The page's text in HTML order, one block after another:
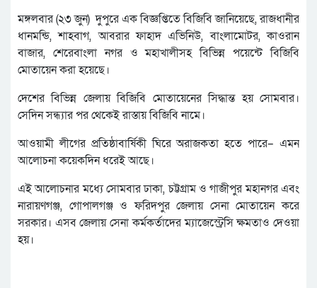
মঙ্গলবার (২৩ জুন) দুপুরে এক বিজ্ঞপ্তিতে বিজিবি জানিয়েছে, রাজধানীর
ধানমন্ডি, শাহবাগ, আবরার ফাহাদ এভিনিউ, বাংলামোটর, কাওরান
বাজার, শেরেবাংলা নগর ও মহাখালীসহ বিভিন্ন পয়েন্টে বিজিবি
মোতায়েন করা হয়েছে।
দেশের বিভিন্ন জেলায় বিজিবি মোতায়েনের সিদ্ধান্ত হয় সোমবার।
সেদিন সন্ধ্যার পর থেকেই রাস্তায় বিজিবি নামে।
আওয়ামী লীগের প্রতিষ্ঠাবার্ষিকী ঘিরে অরাজকতা হতে পারে– এমন
আলোচনা কয়েকদিন ধরেই আছে।
এই আলোচনার মধ্যে সোমবার ঢাকা, চট্টগ্রাম ও গাজীপুর মহানগর এবং
নারায়ণগঞ্জ, গোপালগঞ্জ ও ফরিদপুর জেলায় সেনা মোতায়েন করে
সরকার। এসব জেলায় সেনা কর্মকর্তাদের ম্যাজেস্ট্রেসি ক্ষমতাও দেওয়া
হয়।